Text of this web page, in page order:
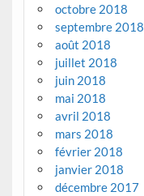
octobre 2018
septembre 2018
août 2018
juillet 2018
juin 2018
mai 2018
avril 2018
mars 2018
février 2018
janvier 2018
décembre 2017